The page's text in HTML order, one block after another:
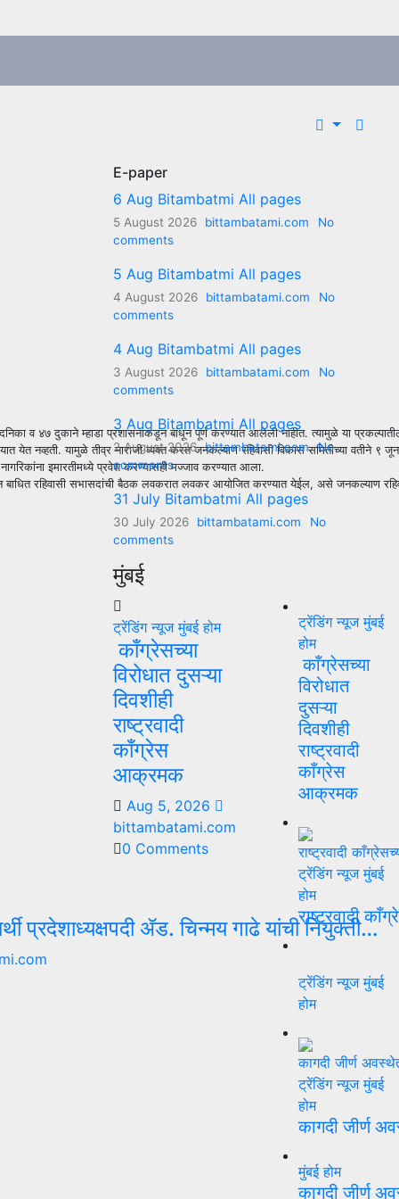
दुकाने म्हाडा प्रशासनाकडून बांधून पूर्ण करण्यात आलेली नाहीत. त्यामुळे या
येत नव्हती. यामुळे तीव्र नाराजी व्यक्त करत जनकल्याण रहिवासी विकास
इमारतीमध्ये प्रवेश करण्यासही मज्जाव करण्यात आला.
बाधित रहिवासी सभासदांची बैठक लवकरात लवकर आयोजित करण्यात येईल, असे जनकल्याण
प्रदेशाध्यक्षपदी ॲड. चिन्मय गाढे यांची नियुक्ती…
E-paper
6 Aug Bitambatmi All pages
5 August 2026 bittambatami.com
No
comments
5 Aug Bitambatmi All pages
4 August 2026 bittambatami.com
No
comments
4 Aug Bitambatmi All pages
3 August 2026 bittambatami.com
No
comments
3 Aug Bitambatmi All pages
2 August 2026 bittambatami.com No
comments
31 July Bitambatmi All pages
30 July 2026 bittambatami.com
No
comments
मुंबई
ट्रेंडिंग न्यूजमुंबईहोम
काँग्रेसच्या
विरोधात दुसऱ्या
दिवशीही
राष्ट्रवादी
काँग्रेस
आक्रमक
Aug 5, 2026
bittambatami.com
0 Comments
ट्रेंडिंग न्यूजमुंबई
होम
काँग्रेसच्या
विरोधात
दुसऱ्या
दिवशीही
राष्ट्रवादी
काँग्रेस
आक्रमक
ट्रेंडिंग न्यूजमुंबई
होम
राष्ट्रवादी
ट्रेंडिंग न्यूजमुंबई
होम
ट्रेंडिंग न्यूजमुंबई
होम
कागदी जीर्ण
मुंबईहोम
कागदी जीर्ण